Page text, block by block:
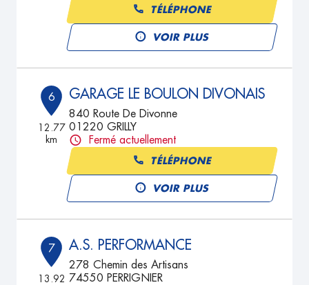
TÉLÉPHONE
VOIR PLUS
6
12.77
km
GARAGE LE BOULON DIVONAIS
840 Route De Divonne
01220 GRILLY
Fermé actuellement
TÉLÉPHONE
VOIR PLUS
7
13.92
A.S. PERFORMANCE
278 Chemin des Artisans
74550 PERRIGNIER